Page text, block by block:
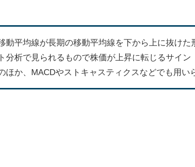
動平均線が長期の移動平均線を下から上に抜けた
分析で見られるもので株価が上昇に転じるサイン
ほか、MACDやストキャスティクスなどでも用い